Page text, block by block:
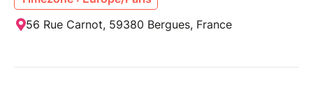
56 Rue Carnot, 59380 Bergues, France